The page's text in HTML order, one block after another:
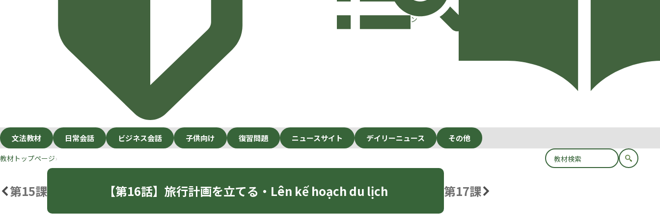
ン
文法教材 日常会話 ビジネス会話 子供向け 復習問題 ニュースサイト デイリーニュース その他
教材トップページ
第15課 【第16話】旅行計画を立てる・Lên kế hoạch du lịch 第17課